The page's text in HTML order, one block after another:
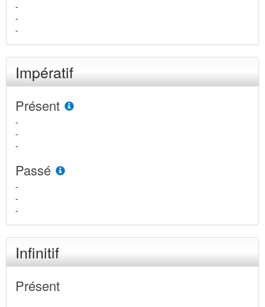
-
-
-
Impératif
Présent
-
-
-
Passé
-
-
-
Infinitif
Présent